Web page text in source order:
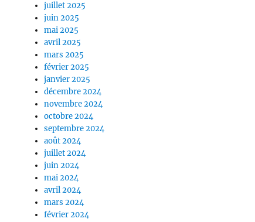
juillet 2025
juin 2025
mai 2025
avril 2025
mars 2025
février 2025
janvier 2025
décembre 2024
novembre 2024
octobre 2024
septembre 2024
août 2024
juillet 2024
juin 2024
mai 2024
avril 2024
mars 2024
février 2024